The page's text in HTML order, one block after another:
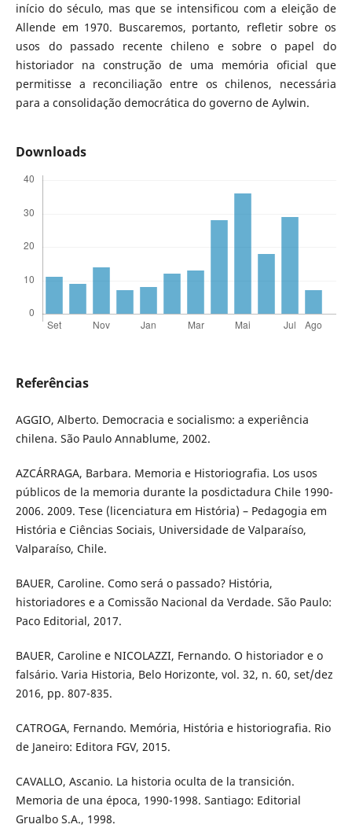
início do século, mas que se intensificou com a eleição de
Allende em 1970. Buscaremos, portanto, refletir sobre os
usos do passado recente chileno e sobre o papel do
historiador na construção de uma memória oficial que
permitisse a reconciliação entre os chilenos, necessária
para a consolidação democrática do governo de Aylwin.
Downloads
Referências
AGGIO, Alberto. Democracia e socialismo: a experiência
chilena. São Paulo Annablume, 2002.
AZCÁRRAGA, Barbara. Memoria e Historiografia. Los usos
públicos de la memoria durante la posdictadura Chile 1990-
2006. 2009. Tese (licenciatura em História) – Pedagogia em
História e Ciências Sociais, Universidade de Valparaíso,
Valparaíso, Chile.
BAUER, Caroline. Como será o passado? História,
historiadores e a Comissão Nacional da Verdade. São Paulo:
Paco Editorial, 2017.
BAUER, Caroline e NICOLAZZI, Fernando. O historiador e o
falsário. Varia Historia, Belo Horizonte, vol. 32, n. 60, set/dez
2016, pp. 807-835.
CATROGA, Fernando. Memória, História e historiografia. Rio
de Janeiro: Editora FGV, 2015.
CAVALLO, Ascanio. La historia oculta de la transición.
Memoria de una época, 1990-1998. Santiago: Editorial
Grualbo S.A., 1998.